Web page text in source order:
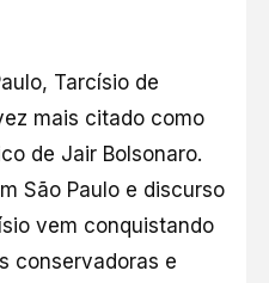
Tarcísio de
mais citado como
de Jair Bolsonaro.
São Paulo e discurso
vem conquistando
conservadoras e